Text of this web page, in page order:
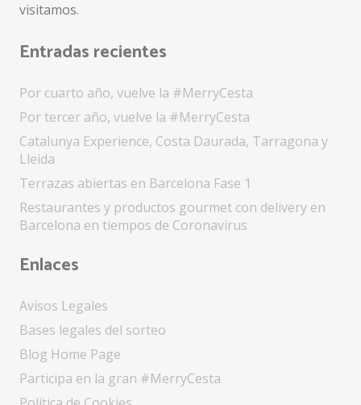
visitamos.
Entradas recientes
Por cuarto año, vuelve la #MerryCesta
Por tercer año, vuelve la #MerryCesta
Catalunya Experience, Costa Daurada, Tarragona y
Lleida
Terrazas abiertas en Barcelona Fase 1
Restaurantes y productos gourmet con delivery en
Barcelona en tiempos de Coronavirus
Enlaces
Avisos Legales
Bases legales del sorteo
Blog Home Page
Participa en la gran #MerryCesta